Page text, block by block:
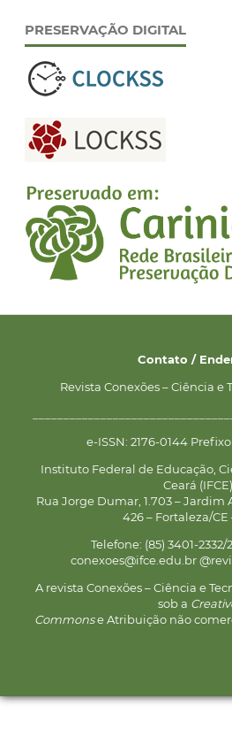
PRESERVAÇÃO DIGITAL
Contato /
Revista Conexões – Ciência e
e-ISSN: 2176-0144
Instituto Federal de Educação,
Ceará (IFCE)
Rua Jorge Dumar, 1.703 – Jardim
426 – Fortaleza/CE
Telefone: (85) 3401-2332/
conexoes@ifce.edu.br
A revista Conexões – Ciência e
sob a
Commonse Atribuição não